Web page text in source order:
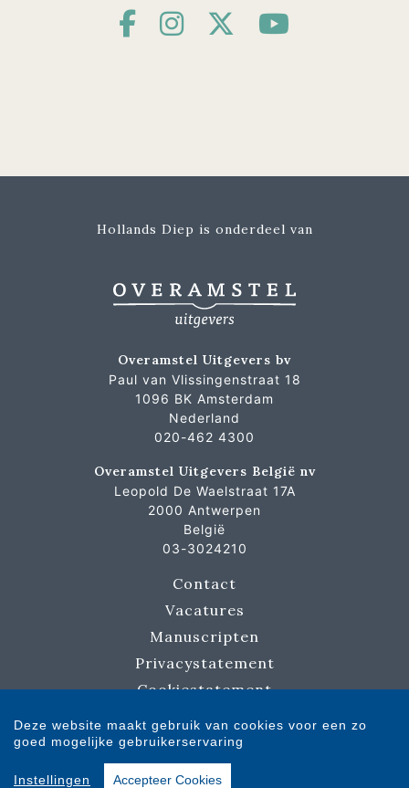
Hollands Diep is onderdeel van
Overamstel Uitgevers bv
Paul van Vlissingenstraat 18
1096 BK Amsterdam
Nederland
020-462 4300
Overamstel Uitgevers België nv
Leopold De Waelstraat 17A
2000 Antwerpen
België
03-3024210
Contact
Vacatures
Manuscripten
Privacystatement
Cookiestatement
Cookie-instellingen
Copyright © 2007-2026 Overamstel Uitgevers - Alle rechten voorbehouden -
Deze website maakt gebruik van cookies voor een zo
goed mogelijke gebruikerservaring
Instellingen Accepteer Cookies